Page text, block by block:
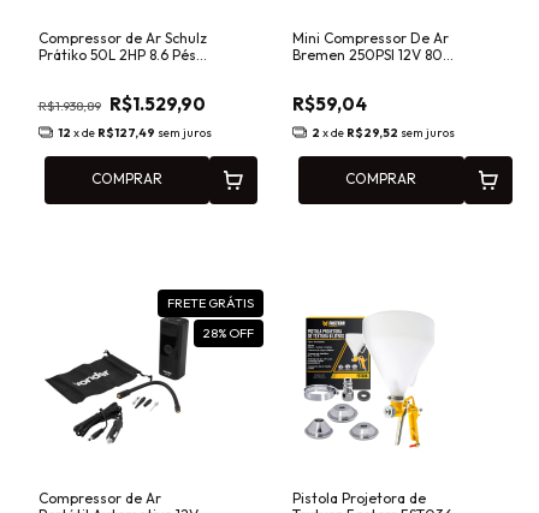
Compressor de Ar Schulz
Prátiko 50L 2HP 8.6 Pés
R$1.938,89 R$1.529,90
12 x de R$127,49 sem juros
COMPRAR
Mini Compressor De Ar
Bremen 250PSI 12V 80W
R$59,04
2 x de R$29,52 sem juros
COMPRAR
FRETE GRÁTIS
28% OFF
Compressor de Ar
Pistola Projetora de